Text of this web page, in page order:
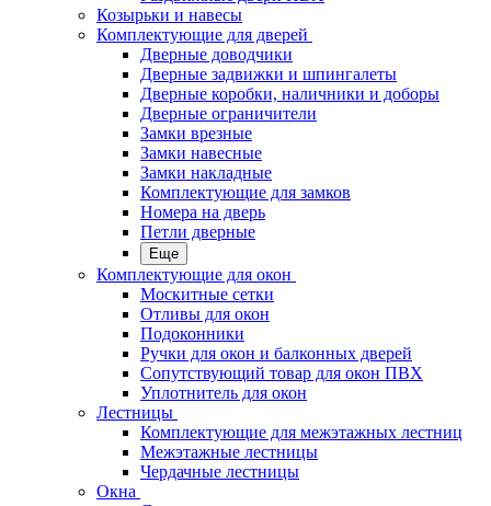
Козырьки и навесы
Комплектующие для дверей
Дверные доводчики
Дверные задвижки и шпингалеты
Дверные коробки, наличники и доборы
Дверные ограничители
Замки врезные
Замки навесные
Замки накладные
Комплектующие для замков
Номера на дверь
Петли дверные
Еще
Комплектующие для окон
Москитные сетки
Отливы для окон
Подоконники
Ручки для окон и балконных дверей
Сопутствующий товар для окон ПВХ
Уплотнитель для окон
Лестницы
Комплектующие для межэтажных лестниц
Межэтажные лестницы
Чердачные лестницы
Окна